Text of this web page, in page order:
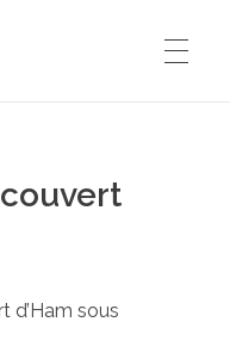
d’Ham sous